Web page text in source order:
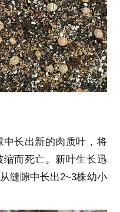
长出新的肉质叶，将
而死亡。新叶生长迅
缝隙中长出2~3株幼小